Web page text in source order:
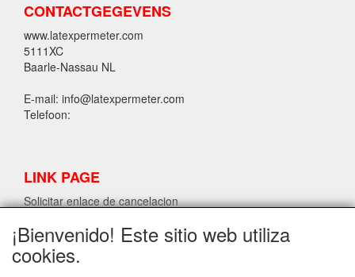
CONTACTGEGEVENS
www.latexpermeter.com
5111XC
Baarle-Nassau NL
E-mail: info@latexpermeter.com
Telefoon:
LINK PAGE
Solicitar enlace de cancelacion
INFORMACIÓN DE LÁTEX LPM
¡Bienvenido! Este sitio web utiliza
cookies.